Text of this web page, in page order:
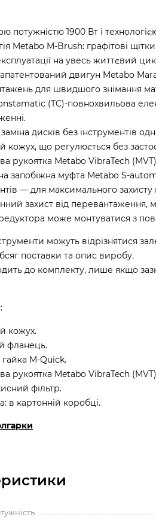
потужністю 1900 Вт і
Metabo M-Brush: графітові
на увесь життєвий
двигун Metabo
для швидшого знімання
(TC)-повнохвильова
дисків без інструментів
кожух, що регулюється без
рукоятка Metabo VibraTech
запобіжна муфта Metabo S-
— для максимального
захист від перевантаження,
може монтуватися з
можуть відрізнятися
поставки та опис виробу.
до комплекту, лише якщо
кожух.
фланець.
M-Quick.
рукоятка Metabo VibraTech
фільтр.
в картонній коробці.